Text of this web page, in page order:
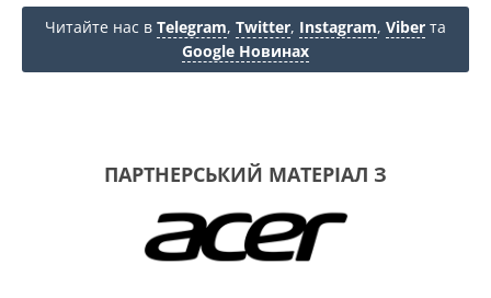
Читайте нас в Telegram, Twitter, Instagram, Viber та
Google Новинах
ПАРТНЕРСЬКИЙ МАТЕРІАЛ З